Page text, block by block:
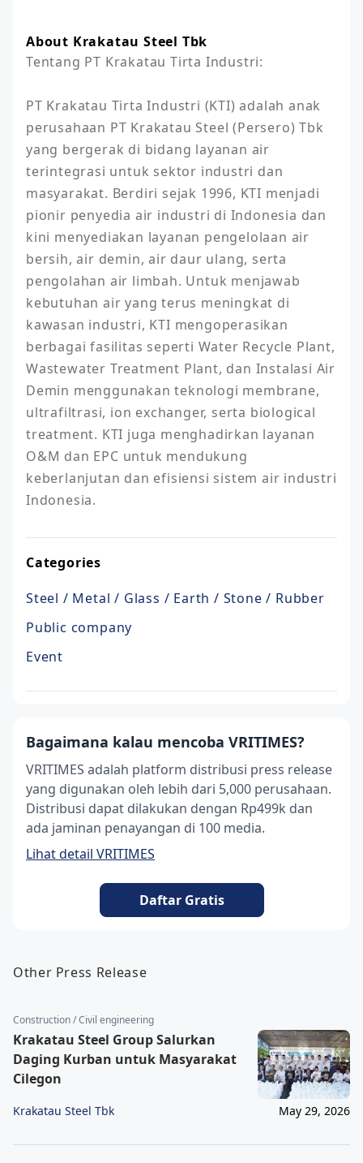
About Krakatau Steel Tbk
Tentang PT Krakatau Tirta Industri:
PT Krakatau Tirta Industri (KTI) adalah anak
perusahaan PT Krakatau Steel (Persero) Tbk
yang bergerak di bidang layanan air
terintegrasi untuk sektor industri dan
masyarakat. Berdiri sejak 1996, KTI menjadi
pionir penyedia air industri di Indonesia dan
kini menyediakan layanan pengelolaan air
bersih, air demin, air daur ulang, serta
pengolahan air limbah. Untuk menjawab
kebutuhan air yang terus meningkat di
kawasan industri, KTI mengoperasikan
berbagai fasilitas seperti Water Recycle Plant,
Wastewater Treatment Plant, dan Instalasi Air
Demin menggunakan teknologi membrane,
ultrafiltrasi, ion exchanger, serta biological
treatment. KTI juga menghadirkan layanan
O&M dan EPC untuk mendukung
keberlanjutan dan efisiensi sistem air industri
Indonesia.
Categories
Steel / Metal / Glass / Earth / Stone / Rubber
Public company
Event
Bagaimana kalau mencoba VRITIMES?
VRITIMES adalah platform distribusi press release
yang digunakan oleh lebih dari 5,000 perusahaan.
Distribusi dapat dilakukan dengan Rp499k dan
ada jaminan penayangan di 100 media.
Lihat detail VRITIMES
Daftar Gratis
Other Press Release
Construction / Civil engineering
Krakatau Steel Group Salurkan
Daging Kurban untuk Masyarakat
Cilegon
Krakatau Steel Tbk May 29, 2026